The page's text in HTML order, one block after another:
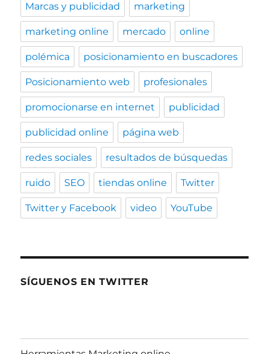
Marcas y publicidad marketing
marketing online mercado online
polémica posicionamiento en buscadores
Posicionamiento web profesionales
promocionarse en internet publicidad
publicidad online página web
redes sociales resultados de búsquedas
ruido SEO tiendas online Twitter
Twitter y Facebook video YouTube
SÍGUENOS EN TWITTER